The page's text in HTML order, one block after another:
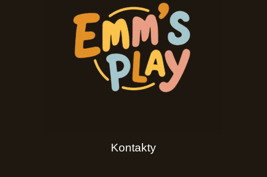
Kontakty